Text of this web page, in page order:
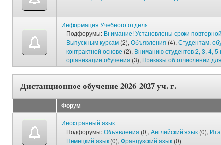
Информация Учебного отдела
Подфорумы: Внимание! Установлены сроки
Выпускным курсам (2), Объявления (4), Студентам,
контрактной основе (2), Вниманию студентов 2, 3, 4, 5
организации обучения (3), Приказы об отчислении
Дистанционное обучение 2026-2027 уч. г.
Форум
Иностранный язык
Подфорумы:Объявления (0), Английский язык (0),
Немецкий язык (0), Французский язык (0)